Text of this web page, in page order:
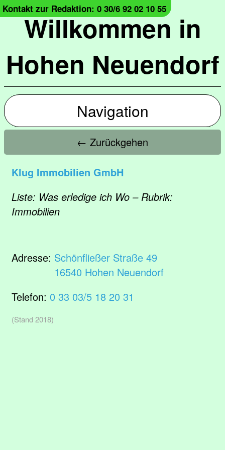
Willkommen in
Hohen Neuendorf
Kontakt zur Redaktion: 0 30/6 92 02 10 55
Navigation
← Zurückgehen
Klug Immobilien GmbH
Liste: Was erledige ich Wo – Rubrik:
Immobilien
Adresse: Schönfließer Straße 49
16540 Hohen Neuendorf
Telefon: 0 33 03/5 18 20 31
(Stand 2018)